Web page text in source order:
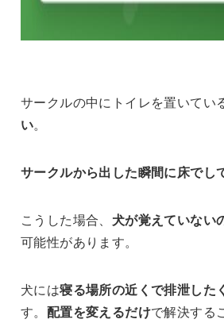
サークルの中にトイレを置いてい
い。
サークルから出した瞬間に床でし
こうした場合、 犬が覚えていない
可能性があります。
犬には寝る場所の近くで排泄した
す。 配置を変えるだけで解決する